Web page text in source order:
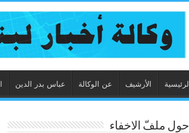
الرئيسية الأرشيف عن الوكالة عباس بدر الدين
حول ملفّ الاخفاء